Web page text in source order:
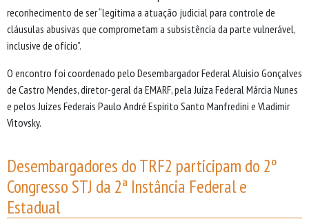
reconhecimento de ser “legítima a atuação judicial para controle de
cláusulas abusivas que comprometam a subsistência da parte vulnerável,
inclusive de ofício”.
O encontro foi coordenado pelo Desembargador Federal Aluisio Gonçalves
de Castro Mendes, diretor-geral da EMARF, pela Juíza Federal Márcia Nunes
e pelos Juízes Federais Paulo André Espirito Santo Manfredini e Vladimir
Vitovsky.
Desembargadores do TRF2 participam do 2º
Congresso STJ da 2ª Instância Federal e
Estadual